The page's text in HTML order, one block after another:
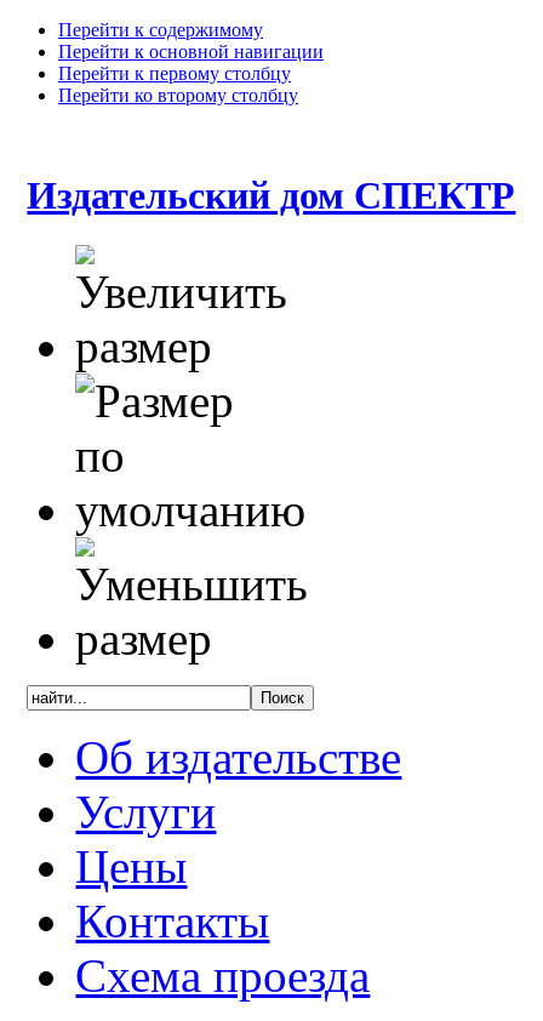
Перейти к содержимому
Перейти к основной навигации
Перейти к первому столбцу
Перейти ко второму столбцу
Издательский дом СПЕКТР
Об издательстве
Услуги
Цены
Контакты
Схема проезда